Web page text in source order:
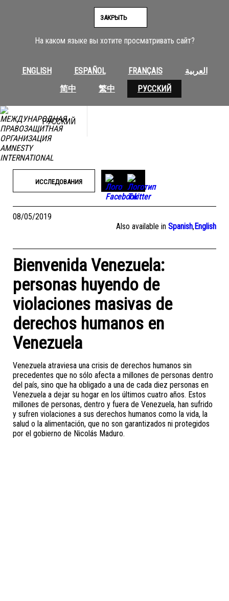
На каком языке вы хотите просматривать сайт?
ENGLISH ESPAÑOL FRANÇAIS
العربية
简中
繁中 РУССКИЙ
ЗАКРЫТЬ
РУССКИЙ
ИССЛЕДОВАНИЯ
08/05/2019
Also available in Spanish,English
Bienvenida Venezuela:
personas huyendo de
violaciones masivas de
derechos humanos en
Venezuela
Venezuela atraviesa una crisis de derechos humanos sin
precedentes que no sólo afecta a millones de personas dentro
del país, sino que ha obligado a una de cada diez personas en
Venezuela a dejar su hogar en los últimos cuatro años. Estos
millones de personas, dentro y fuera de Venezuela, han sufrido
y sufren violaciones a sus derechos humanos como la vida, la
salud o la alimentación, que no son garantizados ni protegidos
por el gobierno de Nicolás Maduro.